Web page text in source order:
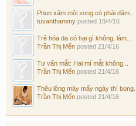
Phun xăm môi xong có phải dặm...
tuvanthammy posted 18/4/16
Trẻ hóa da có hại gì không, làm...
Trần Thị Mến posted 21/4/16
Tư vấn mắt: Hai mí mắt không...
Trần Thị Mến posted 21/4/16
Thêu lông mày mấy ngày thì bong...
Trần Thị Mến posted 21/4/16